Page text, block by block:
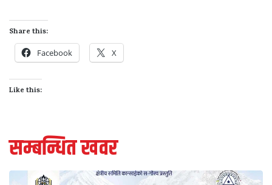
Share this:
Facebook X
Like this:
सम्बन्धित खवर